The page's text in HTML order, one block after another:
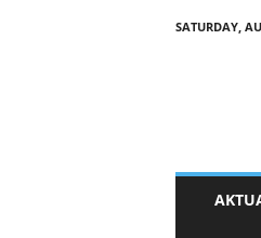
SATURDAY,